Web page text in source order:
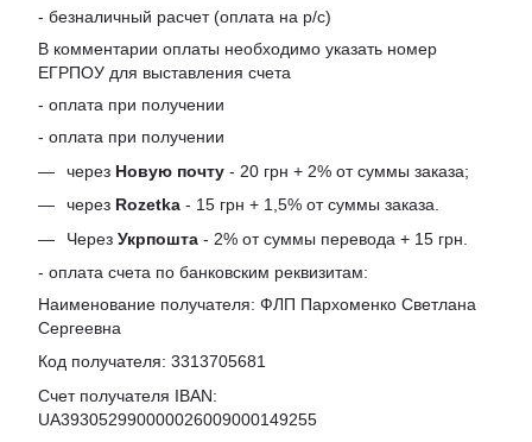
- безналичный расчет (оплата на р/с)
В комментарии оплаты необходимо указать номер
ЕГРПОУ для выставления счета
- оплата при получении
- оплата при получении
через Новую почту - 20 грн + 2% от суммы заказа;
через Rozetka - 15 грн + 1,5% от суммы заказа.
Через Укрпошта - 2% от суммы перевода + 15 грн.
- оплата счета по банковским реквизитам:
Наименование получателя: ФЛП Пархоменко Светлана
Сергеевна
Код получателя: 3313705681
Счет получателя IBAN:
UA393052990000026009000149255